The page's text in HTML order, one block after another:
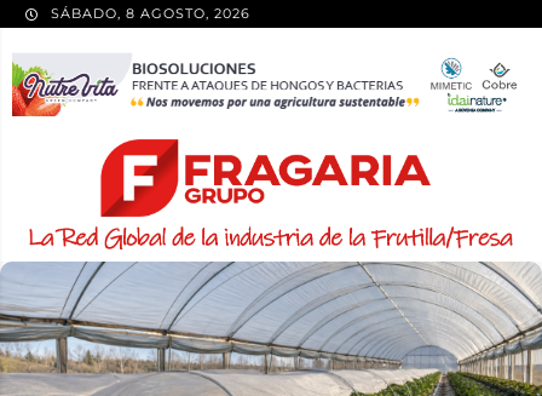
SÁBADO, 8 AGOSTO, 2026